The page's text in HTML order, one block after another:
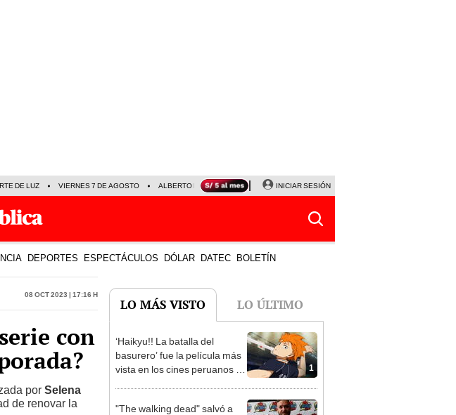
DE LUZ VIERNES 7 DE AGOSTO ALBERTO BENAVIDES NALDY SALDAÑA
INICIAR SESIÓN
DEPORTES ESPECTÁCULOS DÓLAR DATEC BOLETÍN
08 Oct 2023 | 17:16 h
con
por Selena
de renovar la
LO MÁS VISTO LO ÚLTIMO
1
‘Haikyu!! La batalla del
basurero’ fue la película más
vista en los cines peruanos en
"The walking dead" salvó a